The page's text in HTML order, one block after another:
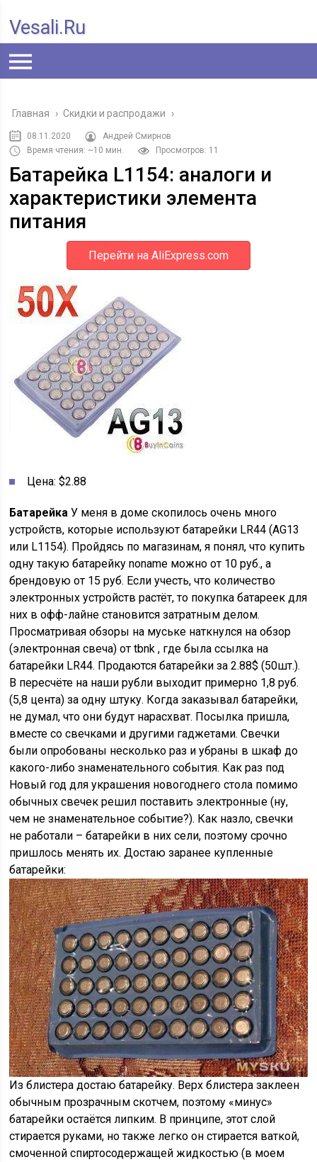
Vesali.ru
Главная › Скидки и распродажи ›
08.11.2020
Андрей Смирнов
Время чтения: ~10 мин.
Просмотров: 11
Батарейка L1154: аналоги и
характеристики элемента
питания
Перейти на AliExpress.com
Цена: $2.88
Батарейка У меня в доме скопилось очень много
устройств, которые используют батарейки LR44 (AG13
или L1154). Пройдясь по магазинам, я понял, что купить
одну такую батарейку noname можно от 10 руб., а
брендовую от 15 руб. Если учесть, что количество
электронных устройств растёт, то покупка батареек для
них в офф-лайне становится затратным делом.
Просматривая обзоры на муське наткнулся на обзор
(электронная свеча) от tbnk , где была ссылка на
батарейки LR44. Продаются батарейки за 2.88$ (50шт.).
В пересчёте на наши рубли выходит примерно 1,8 руб.
(5,8 цента) за одну штуку. Когда заказывал батарейки,
не думал, что они будут нарасхват. Посылка пришла,
вместе со свечками и другими гаджетами. Свечки
были опробованы несколько раз и убраны в шкаф до
какого-либо знаменательного события. Как раз под
Новый год для украшения новогоднего стола помимо
обычных свечек решил поставить электронные (ну,
чем не знаменательное событие?). Как назло, свечки
не работали – батарейки в них сели, поэтому срочно
пришлось менять их. Достаю заранее купленные
батарейки:
Из блистера достаю батарейку. Верх блистера заклеен
обычным прозрачным скотчем, поэтому «минус»
батарейки остаётся липким. В принципе, этот слой
стирается руками, но также легко он стирается ваткой,
смоченной спиртосодержащей жидкостью (в моем